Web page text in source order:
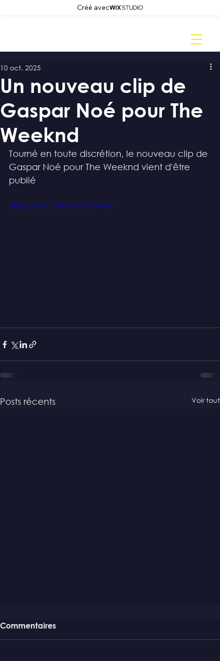
Créé avec
Un nouveau clip de
Gaspar Noé pour The
Weeknd
10 oct. 2025
Tourné en toute discrétion, le nouveau clip de
Gaspar Noé pour The Weeknd vient d'être
publié
https://youtu.be/-wTr3bTbVO8
Posts récents Voir tout
Commentaires